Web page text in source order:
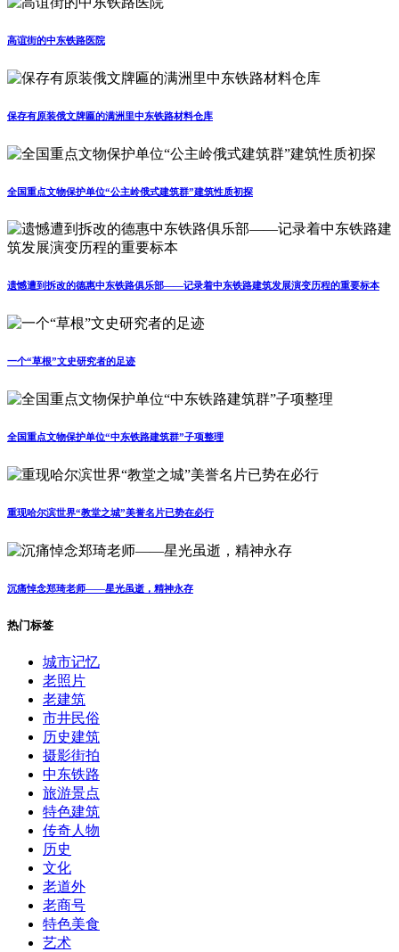
高谊街的中东铁路医院
保存有原装俄文牌匾的满洲里中东铁路材料仓库
全国重点文物保护单位“公主岭俄式建筑群”建筑性质初探
遗憾遭到拆改的德惠中东铁路俱乐部——记录着中东铁路建筑发展演变历程的重要标本
一个“草根”文史研究者的足迹
全国重点文物保护单位“中东铁路建筑群”子项整理
重现哈尔滨世界“教堂之城”美誉名片已势在必行
沉痛悼念郑琦老师——星光虽逝，精神永存
热门标签
城市记忆
老照片
老建筑
市井民俗
历史建筑
摄影街拍
中东铁路
旅游景点
特色建筑
传奇人物
历史
文化
老道外
老商号
特色美食
艺术